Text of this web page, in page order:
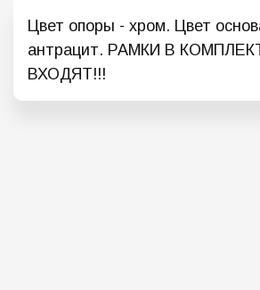
Цвет опоры - хром. Цвет
антрацит. РАМКИ В
ВХОДЯТ!!!